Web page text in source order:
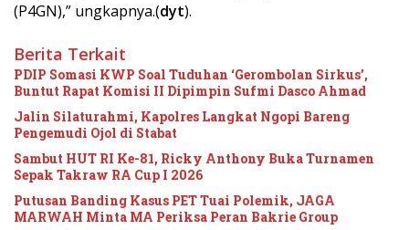
(P4GN),” ungkapnya.(dyt).
Berita Terkait
PDIP Somasi KWP Soal Tuduhan ‘Gerombolan Sirkus’,
Buntut Rapat Komisi II Dipimpin Sufmi Dasco Ahmad
Jalin Silaturahmi, Kapolres Langkat Ngopi Bareng
Pengemudi Ojol di Stabat
Sambut HUT RI Ke-81, Ricky Anthony Buka Turnamen
Sepak Takraw RA Cup I 2026
Putusan Banding Kasus PET Tuai Polemik, JAGA
MARWAH Minta MA Periksa Peran Bakrie Group